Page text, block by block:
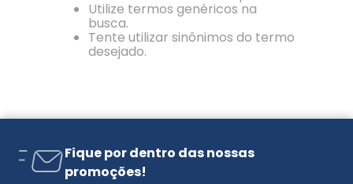
Utilize termos genéricos na
busca.
Tente utilizar sinônimos do termo
desejado.
Fique por dentro das nossas
promoções!